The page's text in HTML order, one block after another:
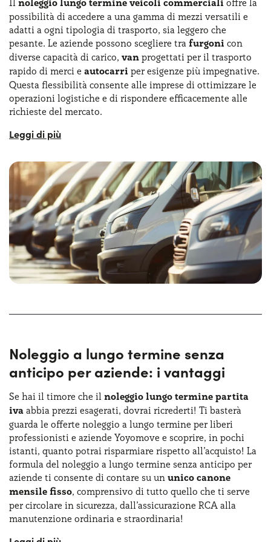
Il noleggio lungo termine veicoli commerciali offre la
possibilità di accedere a una gamma di mezzi versatili e
adatti a ogni tipologia di trasporto, sia leggero che
pesante. Le aziende possono scegliere tra furgoni con
diverse capacità di carico, van progettati per il trasporto
rapido di merci e autocarri per esigenze più impegnative.
Questa flessibilità consente alle imprese di ottimizzare le
operazioni logistiche e di rispondere efficacemente alle
richieste del mercato.
Con leofferte NLT partita iva Yoyomove
stato. Con il noleggio a lungo termine con partita iva
senza anticipo, ad esempio, puoi soddisfare ogni esigenza
di business senza dover subito pagare cifre importanti.
Puoi ricorrere al noleggio a lungo termine camion e
furgoni anche per svincolarti dagli oneri legati alla
proprietà e scegliere un canone mensile fisso per la tua
azienda!
Leofferte NLT furgoni e camionti consentono di
risparmiare e, nello stesso tempo, di evitare tutte le
burocratica dei mezzi. Che si tratti di furgoni, van,
incontro a ogni esigenza di mobilità da parte delle
aziende.
Inoltre, se scegli il noleggio a lungo termine furgoni senza
anticipo, avrai tutte le garanzie del caso e potrai
concentrarti unicamente sulla guida, avendo il mezzo
subito a disposizione per lavorare. Con le offerte noleggio
lungo termine aziende e partita Iva non avrai alcun
vincolo all’acquisto e potrai programmare le tue attività
aziendali e commerciali con la massima serenità!
Non ti resta che confrontare le nostre offerte di noleggio
auto lungo termine aziende e scegliere il furgone, camion
Noleggio a lungo termine senza
anticipo per aziende: i vantaggi
Se hai il timore che il noleggio lungo termine partita
iva abbia prezzi esagerati, dovrai ricrederti! Ti basterà
guarda le offerte noleggio a lungo termine per liberi
professionisti e aziende Yoyomove e scoprire, in pochi
istanti, quanto potrai risparmiare rispetto all’acquisto! La
formula del noleggio a lungo termine senza anticipo per
aziende ti consente di contare su un unico canone
mensile fisso, comprensivo di tutto quello che ti serve
per circolare in sicurezza, dall’assicurazione RCA alla
manutenzione ordinaria e straordinaria!